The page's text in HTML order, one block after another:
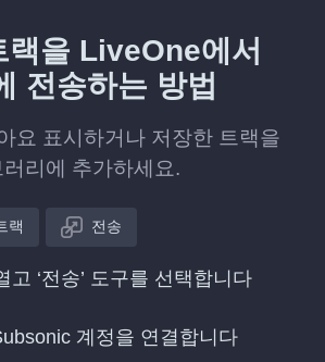
랙을 LiveOne에서
전송하는 방법
요 표시하거나 저장한 트랙을
리에 추가하세요.
랙 전송
고 ‘전송’ 도구를 선택합니다
계정을 연결합니다